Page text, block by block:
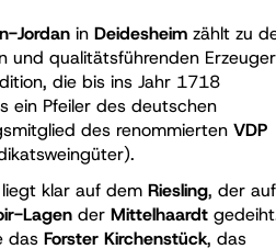
Jordan in Deidesheim zählt zu
und qualitätsführenden
die bis ins Jahr 1718
ein Pfeiler des deutschen
des renommierten VDP
klar auf dem Riesling, der auf
Lagen der Mittelhaardt
das Forster Kirchenstück, das